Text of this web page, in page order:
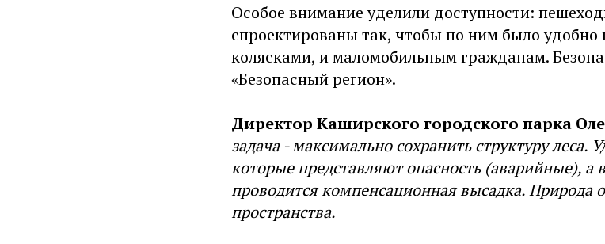
Особое внимание уделили доступности:
спроектированы так, чтобы по ним было
колясками, и маломобильным гражданам.
«Безопасный регион».
Директор Каширского городского парка
задача - максимально сохранить структуру леса.
которые представляют опасность (аварийные), а
проводится компенсационная высадка. Природа
пространства.